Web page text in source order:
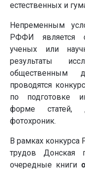
естественных и
Непременным
РФФИ является
ученых или
результаты
общественным
проводятся
по подготовке
форме статей,
фотохроник.
В рамках
трудов Донская
очередные книги